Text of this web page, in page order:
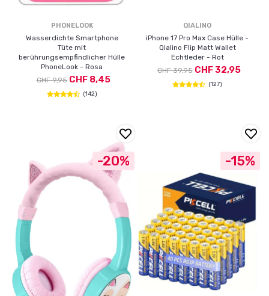
PHONELOOK
Wasserdichte Smartphone
Tüte mit
berührungsempfindlicher Hülle
PhoneLook - Rosa
CHF 9,95CHF 8,45
(142)
QIALINO
iPhone 17 Pro Max Case Hülle -
Qialino Flip Matt Wallet
Echtleder - Rot
CHF 39,95CHF 32,95
(127)
-20% -15%